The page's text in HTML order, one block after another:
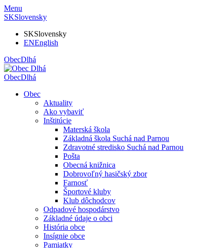
Menu
SKSlovensky
SKSlovensky
ENEnglish
ObecDlhá
ObecDlhá
Obec
Aktuality
Ako vybaviť
Inštitúcie
Materská škola
Základná škola Suchá nad Parnou
Zdravotné stredisko Suchá nad Parnou
Pošta
Obecná knižnica
Dobrovoľný hasičský zbor
Farnosť
Športové kluby
Klub dôchodcov
Odpadové hospodárstvo
Základné údaje o obci
História obce
Insígnie obce
Pamiatky